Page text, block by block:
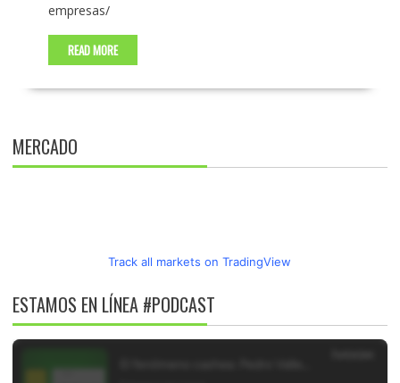
empresas/
READ MORE
MERCADO
Track all markets on TradingView
ESTAMOS EN LÍNEA #PODCAST